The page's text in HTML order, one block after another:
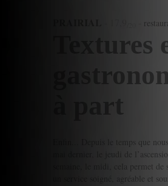
Textures
Enfin... Depuis le temps que
mai dernier, le jeudi de
semaine, le midi, cela permet
un service soigné, agréable et